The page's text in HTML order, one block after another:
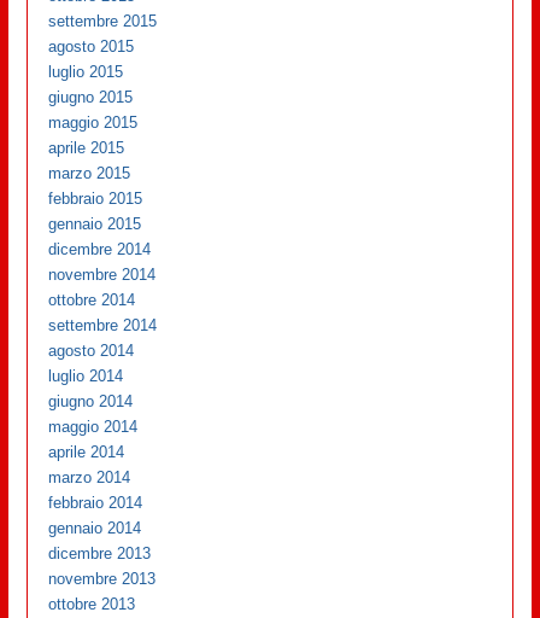
settembre 2015
agosto 2015
luglio 2015
giugno 2015
maggio 2015
aprile 2015
marzo 2015
febbraio 2015
gennaio 2015
dicembre 2014
novembre 2014
ottobre 2014
settembre 2014
agosto 2014
luglio 2014
giugno 2014
maggio 2014
aprile 2014
marzo 2014
febbraio 2014
gennaio 2014
dicembre 2013
novembre 2013
ottobre 2013